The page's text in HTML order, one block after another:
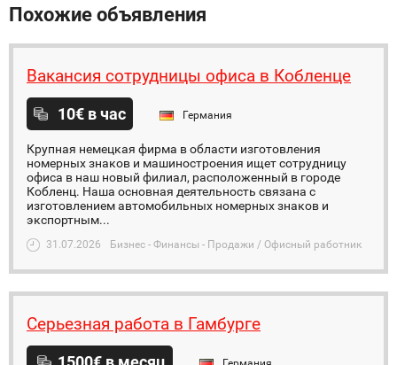
Похожие объявления
Вакансия сотрудницы офиса в Кобленце
10€ в час Германия
Крупная немецкая фирма в области изготовления
номерных знаков и машиностроения ищет сотрудницу
офиса в наш новый филиал, расположенный в городе
Кобленц. Наша основная деятельность связана с
изготовлением автомобильных номерных знаков и
экспортным...
31.07.2026 Бизнес - Финансы - Продажи / Офисный работник
Серьезная работа в Гамбурге